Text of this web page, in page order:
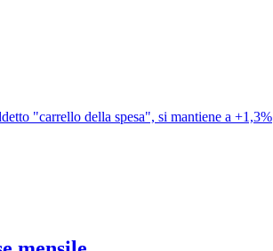
"carrello della spesa", si mantiene a +1,3%